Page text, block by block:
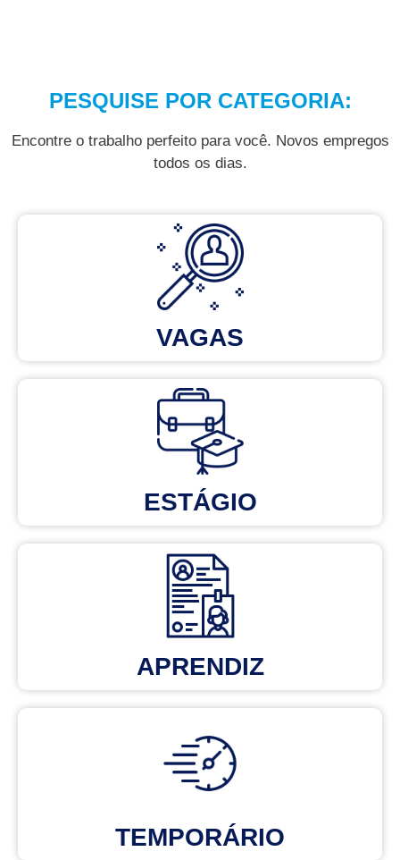
PESQUISE POR CATEGORIA:
Encontre o trabalho perfeito para você. Novos empregos
todos os dias.
VAGAS
ESTÁGIO
APRENDIZ
TEMPORÁRIO